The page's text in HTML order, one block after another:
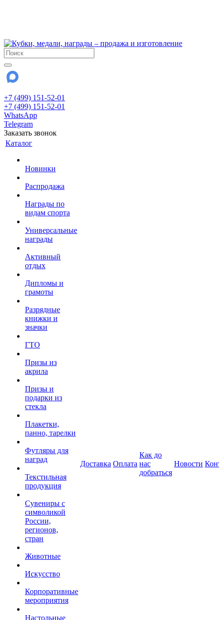
+7 (499) 151-52-01
+7 (499) 151-52-01
WhatsApp
Telegram
Заказать звонок
Каталог
Новинки
Распродажа
Награды по
видам спорта
Универсальные
награды
Активный
отдых
Дипломы и
грамоты
Разрядные
книжки и
значки
ГТО
Призы из
акрила
Призы и
подарки из
стекла
Плакетки,
панно, тарелки
Футляры для
наград
Текстильная
продукция
Сувениры с
символикой
России,
регионов,
стран
Животные
Искусство
Корпоративные
мероприятия
Настольные
Доставка Оплата
Как до
нас
добраться
Новости